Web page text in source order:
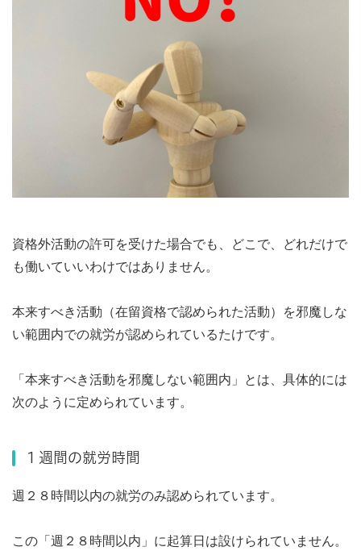
資格外活動の許可を受けた場合でも、どこで、どれだけで
も働いていいわけではありません。
本来すべき活動（在留資格で認められた活動）を邪魔しな
い範囲内での就労が認められているたけです。
「本来すべき活動を邪魔しない範囲内」とは、具体的には
次のように定められています。
１週間の就労時間
週２８時間以内の就労のみ認められています。
この「週２８時間以内」に起算日は設けられていません。